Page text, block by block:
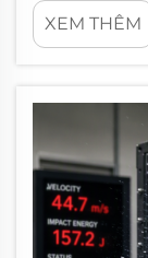
năng chịu
hàng trăm
phát triển...
XEM THÊM